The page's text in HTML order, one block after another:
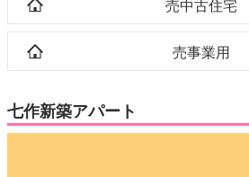
売中古住宅
売事業用
七作新築アパート